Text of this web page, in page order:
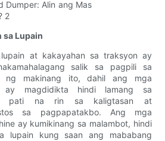
sa Lupain
at kakayahan sa traksyon ay
salik sa pagpili sa
makinang ito, dahil ang mga
magdidikta hindi lamang sa
pati na rin sa kaligtasan at
sa pagpapatakbo. Ang mga
ay kumikinang sa malambot, hindi
lupain kung saan ang mababang